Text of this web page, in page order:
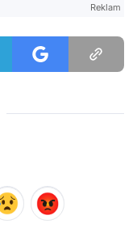
Reklam